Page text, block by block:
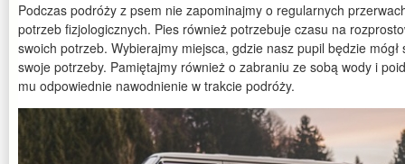
Podczas podróży z psem nie zapominajmy o regularnych
potrzeb fizjologicznych. Pies również potrzebuje czasu na
swoich potrzeb. Wybierajmy miejsca, gdzie nasz pupil będzie mógł
swoje potrzeby. Pamiętajmy również o zabraniu ze sobą wody i
mu odpowiednie nawodnienie w trakcie podróży.